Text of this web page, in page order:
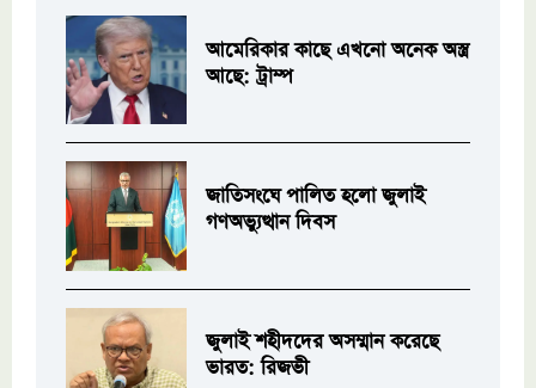
আমেরিকার কাছে এখনো অনেক অস্ত্র
আছে: ট্রাম্প
জাতিসংঘে পালিত হলো জুলাই
গণঅভ্যুত্থান দিবস
জুলাই শহীদদের অসম্মান করেছে
ভারত: রিজভী